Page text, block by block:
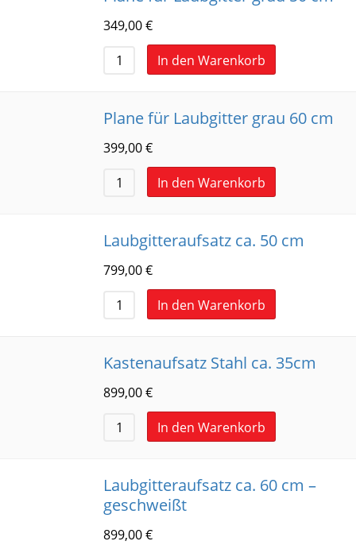
349,00€
In den Warenkorb
Plane für Laubgitter grau 60 cm
399,00€
In den Warenkorb
Laubgitteraufsatz ca. 50 cm
799,00€
In den Warenkorb
Kastenaufsatz Stahl ca. 35cm
899,00€
In den Warenkorb
Laubgitteraufsatz ca. 60 cm –
geschweißt
899,00€